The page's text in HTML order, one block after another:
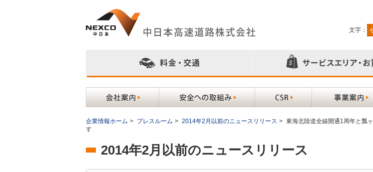
文字：
企業情報ホーム > プレスルーム > 2014年2月以前のニュースリリース > 東海北陸道全線開通1周年と瓢
す
2014年2月以前のニュースリリース